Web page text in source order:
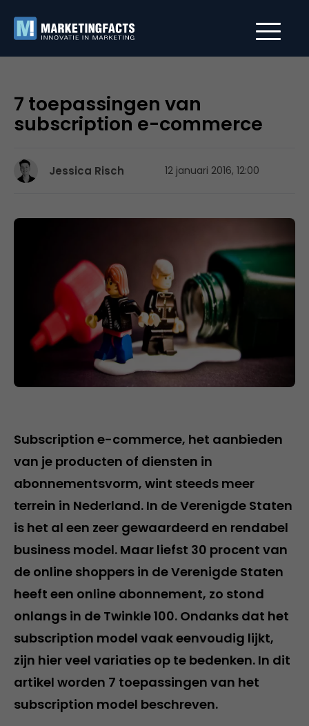
7 toepassingen van
subscription e-commerce
Jessica Risch 12 januari 2016, 12:00
Subscription e-commerce, het aanbieden
van je producten of diensten in
abonnementsvorm, wint steeds meer
terrein in Nederland. In de Verenigde Staten
is het al een zeer gewaardeerd en rendabel
business model. Maar liefst 30 procent van
de online shoppers in de Verenigde Staten
heeft een online abonnement, zo stond
onlangs in de Twinkle 100. Ondanks dat het
subscription model vaak eenvoudig lijkt,
zijn hier veel variaties op te bedenken. In dit
artikel worden 7 toepassingen van het
subscription model beschreven.